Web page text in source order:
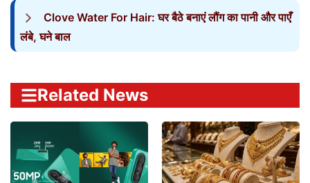
Clove Water For Hair: घर बैठे बनाएं लौंग का पानी और पाएँ
लंबे, घने बाल
Related News